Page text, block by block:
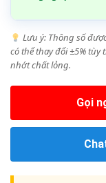
Lưu ý: Thông số
có thể thay đổi ±5% tùy
nhớt chất lỏng.
Gọi